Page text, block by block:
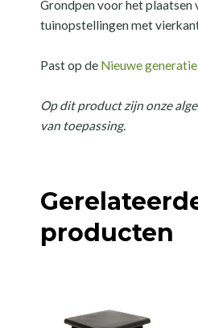
Grondpen voor het plaatsen
tuinopstellingen met
Past op de Nieuwe generatie
Op dit product zijn onze
van toepassing.
producten